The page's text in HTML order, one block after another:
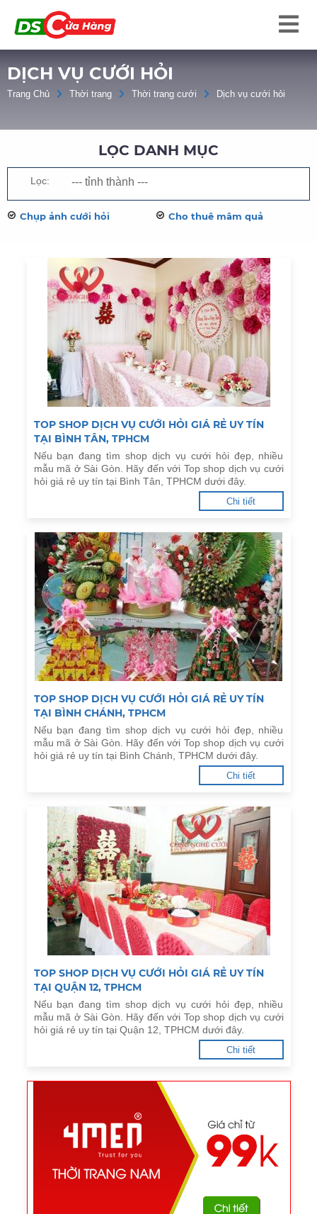
DỊCH VỤ CƯỚI HỎI
Trang Chủ Thời trang Thời trang cưới Dịch vụ cưới hỏi
LỌC DANH MỤC
Lọc:
Chụp ảnh cưới hỏi Cho thuê mâm quả
TOP SHOP DỊCH VỤ CƯỚI HỎI GIÁ RẺ UY TÍN
TẠI BÌNH TÂN, TPHCM
Nếu bạn đang tìm shop dịch vụ cưới hỏi đẹp, nhiều
mẫu mã ở Sài Gòn. Hãy đến với Top shop dịch vụ cưới
hỏi giá rẻ uy tín tại Bình Tân, TPHCM dưới đây.
Chi tiết
TOP SHOP DỊCH VỤ CƯỚI HỎI GIÁ RẺ UY TÍN
TẠI BÌNH CHÁNH, TPHCM
Nếu bạn đang tìm shop dịch vụ cưới hỏi đẹp, nhiều
mẫu mã ở Sài Gòn. Hãy đến với Top shop dịch vụ cưới
hỏi giá rẻ uy tín tại Bình Chánh, TPHCM dưới đây.
Chi tiết
TOP SHOP DỊCH VỤ CƯỚI HỎI GIÁ RẺ UY TÍN
TẠI QUẬN 12, TPHCM
Nếu bạn đang tìm shop dịch vụ cưới hỏi đẹp, nhiều
mẫu mã ở Sài Gòn. Hãy đến với Top shop dịch vụ cưới
hỏi giá rẻ uy tín tại Quận 12, TPHCM dưới đây.
Chi tiết